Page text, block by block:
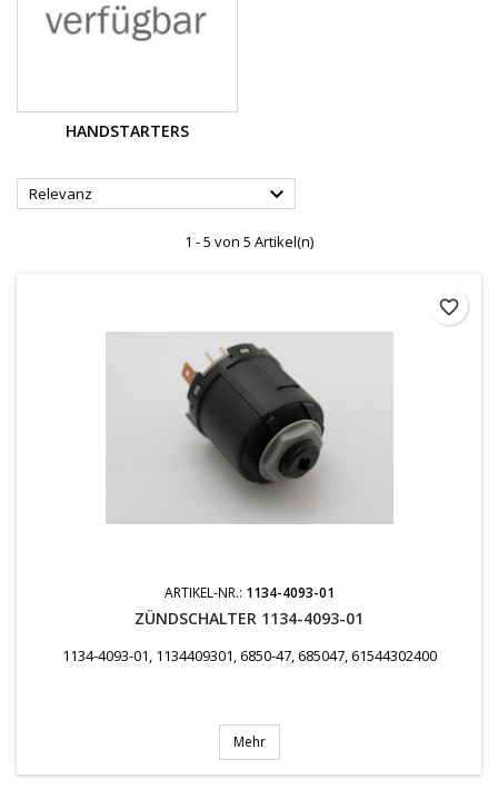
HANDSTARTERS
Relevanz 
1 - 5 von 5 Artikel(n)
ARTIKEL-NR.: 1134-4093-01
ZÜNDSCHALTER 1134-4093-01
1134-4093-01, 1134409301, 6850-47, 685047, 61544302400
Mehr
favorite_border